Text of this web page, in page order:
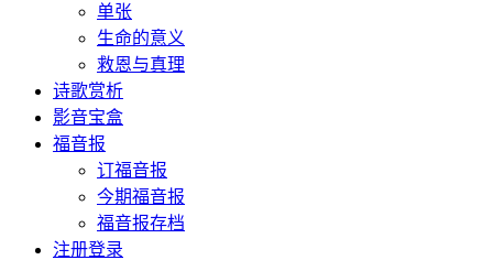
单张
生命的意义
救恩与真理
诗歌赏析
影音宝盒
福音报
订福音报
今期福音报
福音报存档
注册登录